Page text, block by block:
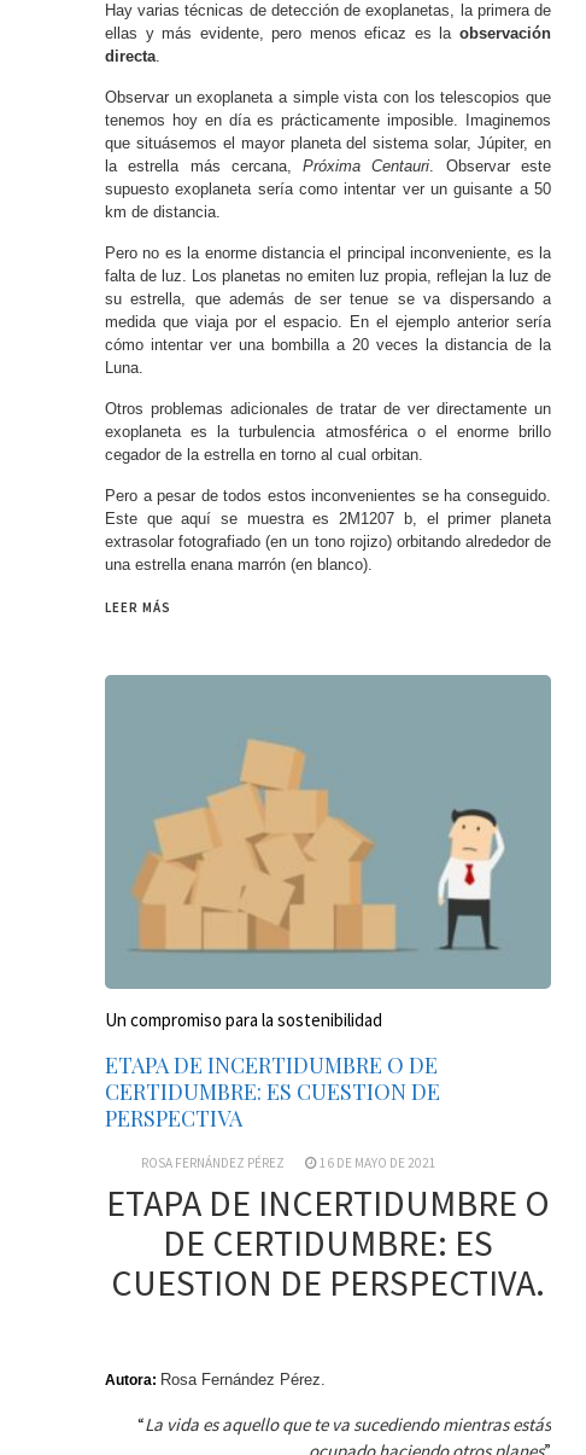
Hay varias técnicas de detección de exoplanetas, la primera de
ellas y más evidente, pero menos eficaz es la observación
directa.
Observar un exoplaneta a simple vista con los telescopios que
tenemos hoy en día es prácticamente imposible. Imaginemos
que situásemos el mayor planeta del sistema solar, Júpiter, en
la estrella más cercana,Próxima Centauri. Observar este
supuesto exoplaneta sería como intentar ver un guisante a 50
km de distancia.
Pero no es la enorme distancia el principal inconveniente, es la
falta de luz. Los planetas no emiten luz propia, reflejan la luz de
su estrella, que además de ser tenue se va dispersando a
medida que viaja por el espacio. En el ejemplo anterior sería
cómo intentar ver una bombilla a 20 veces la distancia de la
Luna.
Otros problemas adicionales de tratar de ver directamente un
exoplaneta es la turbulencia atmosférica o el enorme brillo
cegador de la estrella en torno al cual orbitan.
Pero a pesar de todos estos inconvenientes se ha conseguido.
Este que aquí se muestra es 2M1207 b, el primer planeta
extrasolar fotografiado (en un tono rojizo) orbitando alrededor de
una estrella enana marrón (en blanco).
LEER MÁS
Un compromiso para la sostenibilidad
ETAPA DE INCERTIDUMBRE O DE
CERTIDUMBRE: ES CUESTION DE
PERSPECTIVA
ROSA FERNÁNDEZ PÉREZ 16 DE MAYO DE 2021
ETAPA DE INCERTIDUMBRE O
DE CERTIDUMBRE: ES
CUESTION DE PERSPECTIVA.
Autora: Rosa Fernández Pérez.
“La vida es aquello que te va sucediendo mientras estás